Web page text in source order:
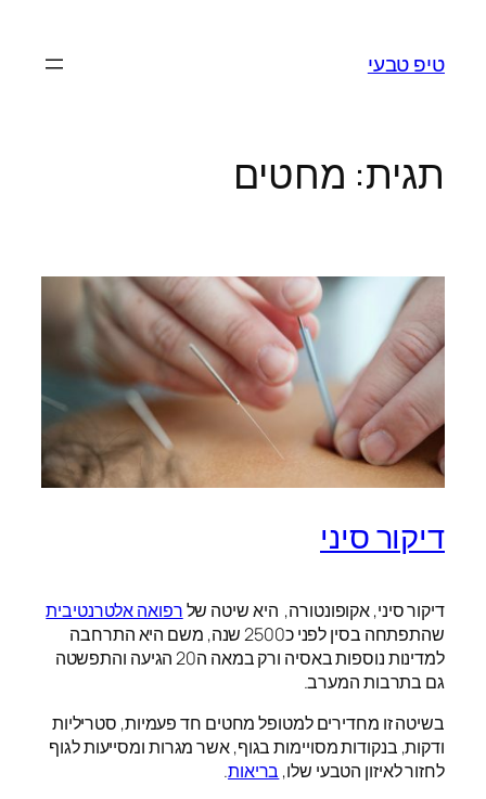
טיפ טבעי
תגית: מחטים
דיקור סיני
דיקור סיני, אקופונטורה, היא שיטה שלרפואה אלטרנטיבית
שהתפתחה בסין לפני כ2500 שנה, משם היא התרחבה
למדינות נוספות באסיה ורק במאה ה20 הגיעה והתפשטה
גם בתרבות המערב.
בשיטה זו מחדירים למטופל מחטים חד פעמיות, סטריליות
ודקות, בנקודות מסויימות בגוף, אשר מגרות ומסייעות לגוף
לחזור לאיזון הטבעי שלו, בריאות.